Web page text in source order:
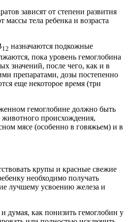
зависят от степени развития
массы тела ребенка и возраста
12 назначаются подкожные
пока уровень гемоглобина
значений, после чего, как и в
препаратами, дозы постепенно
еще некоторое время (три
гемоглобине должно быть
происхождения,
мясе (особенно в говяжьем) и в
крупы и красные свежие
необходимо получать
лучшему усвоению железа и
думая, как понизить гемоглобин у